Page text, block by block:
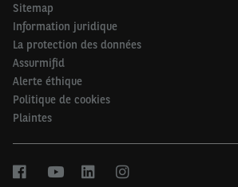
Sitemap
Information juridique
La protection des données
Assurmifid
Alerte éthique
Politique de cookies
Plaintes